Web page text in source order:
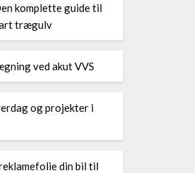
komplette guide til
trægulv
ved akut VVS
og projekter i
din bil til